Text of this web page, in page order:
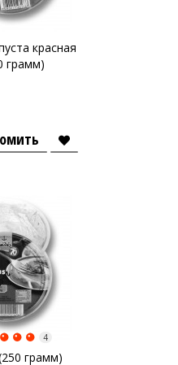
красная
грамм)
грамм)
4